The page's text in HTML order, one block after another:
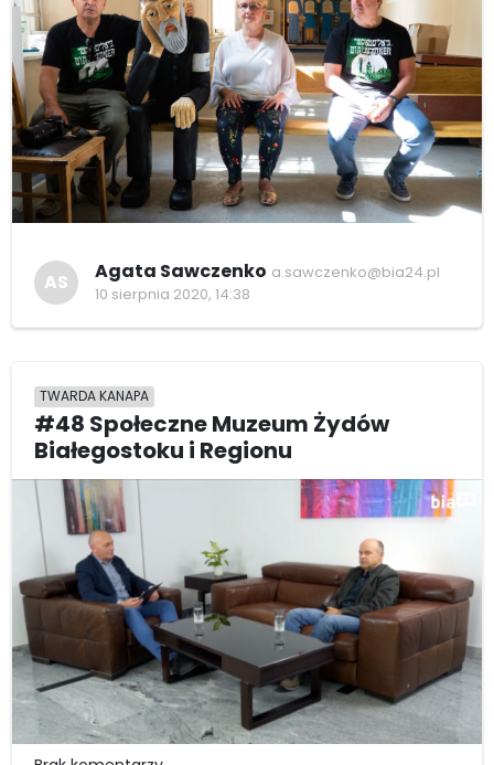
AS Agata Sawczenko a.sawczenko@bia24.pl
10 sierpnia 2020, 14:38
TWARDA KANAPA
#48 Społeczne Muzeum Żydów
Białegostoku i Regionu